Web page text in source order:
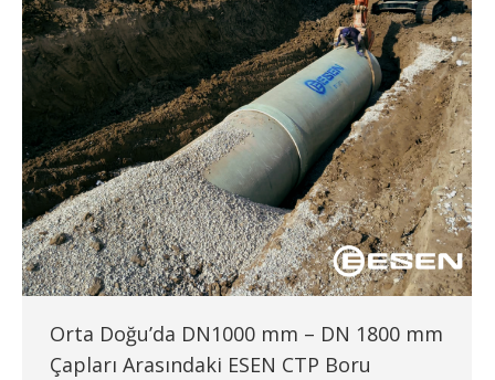
Orta Doğu’da DN1000 mm – DN 1800 mm
Çapları Arasındaki ESEN CTP Boru